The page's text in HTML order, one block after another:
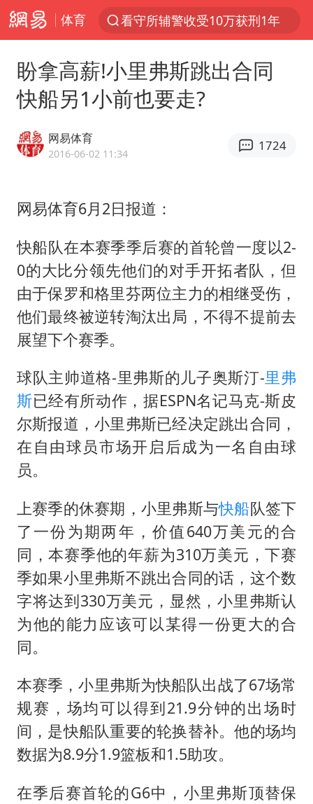
体育
看守所辅警收受10万获刑1年
台风白海豚进入48小时警戒线
佛得角门将亮相智利俱乐部主场
宇树科技发行价格150.80元/股
法国下周开始禁止未经同意的电话营销
“深圳地面沉降致车辆损坏”不实
24小时不关空调 电费会更低吗
宇树科技王兴兴身家有望超200亿元
村民谈“梅姨”：叫的其实是“媒姨”
中国养老床位“三连降”
贵州轮胎子公司获美国退税8136万
奋进开新局 实干挑大梁
盼拿高薪!小里弗斯跳出合同
快船另1小前也要走?
网易体育
2016-06-02 11:34
1724
网易体育6月2日报道：
快船队在本赛季季后赛的首轮曾一度以2-
0的大比分领先他们的对手开拓者队，但
由于保罗和格里芬两位主力的相继受伤，
他们最终被逆转淘汰出局，不得不提前去
展望下个赛季。
球队主帅道格-里弗斯的儿子奥斯汀-里弗
斯已经有所动作，据ESPN名记马克-斯皮
尔斯报道，小里弗斯已经决定跳出合同，
在自由球员市场开启后成为一名自由球
员。
上赛季的休赛期，小里弗斯与快船队签下
了一份为期两年，价值640万美元的合
同，本赛季他的年薪为310万美元，下赛
季如果小里弗斯不跳出合同的话，这个数
字将达到330万美元，显然，小里弗斯认
为他的能力应该可以某得一份更大的合
同。
本赛季，小里弗斯为快船队出战了67场常
规赛，场均可以得到21.9分钟的出场时
间，是快船队重要的轮换替补。他的场均
数据为8.9分1.9篮板和1.5助攻。
在季后赛首轮的G6中，小里弗斯顶替保